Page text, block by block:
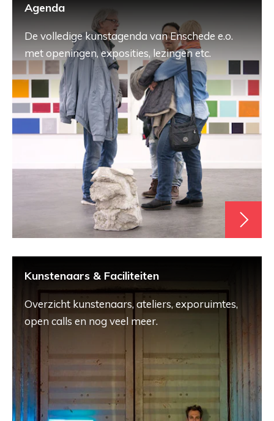
Agenda
De volledige kunstagenda van Enschede e.o.
met openingen, exposities, lezingen etc.
Kunstenaars & Faciliteiten
Overzicht kunstenaars, ateliers, exporuimtes,
open calls en nog veel meer.